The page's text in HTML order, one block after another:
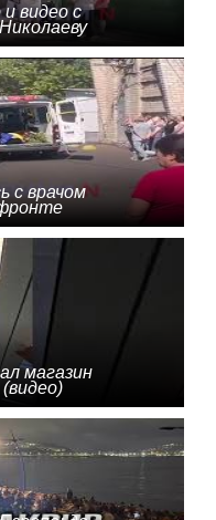
видео с
с врачом
магазин